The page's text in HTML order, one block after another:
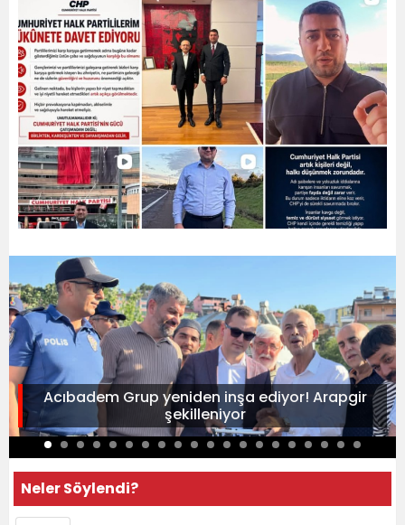
Acıbadem Grup yeniden inşa ediyor! Arapgir
şekilleniyor
Neler Söylendi?